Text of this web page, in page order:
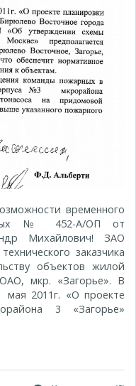
временного
№ 452-А/ОП от
Михайлович! ЗАО
заказчика
объектов жилой
мкр. «Загорье». В
2011г. «О проекте
3 «Загорье»